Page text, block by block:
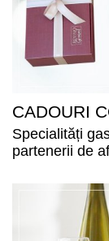
CADOURI
Specialități
partenerii de